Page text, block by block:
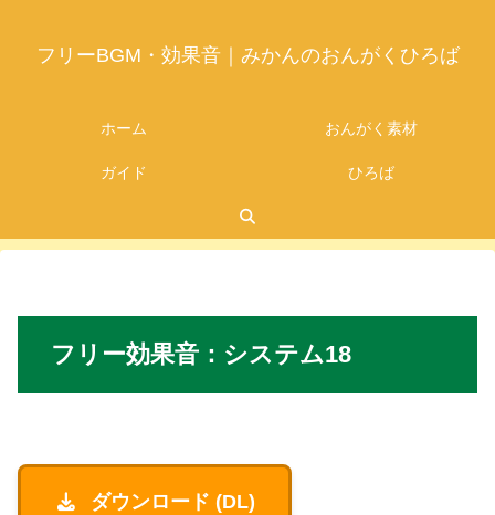
フリーBGM・効果音｜みかんのおんがくひろば
ホーム おんがく素材
ガイド ひろば
フリー効果音： システム18
ダウンロード (DL)